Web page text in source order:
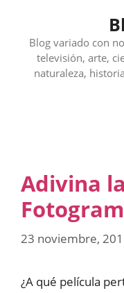
contenidoBlog variado con
televisión, arte,
naturaleza,
Adivina
23 noviembre,
¿A qué película